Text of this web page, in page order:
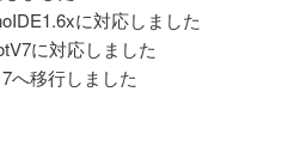
に対応しました
に対応しました
へ移行しました